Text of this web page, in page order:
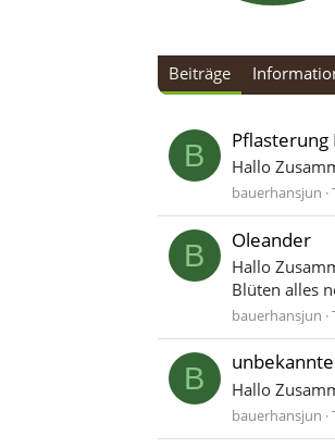
Beiträge
B Pflasterung
Hallo
bauerhansjun
B Oleander
Hallo
Blüten alles
bauerhansjun
B Hallo
bauerhansjun